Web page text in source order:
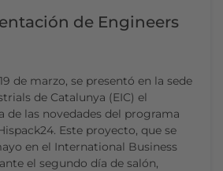
de Engineers
de marzo, se presentó en la sede
de Catalunya (EIC) el
de las novedades del programa
Este proyecto, que se
en el International Business
el segundo día de salón,